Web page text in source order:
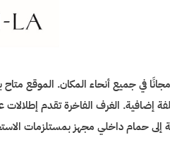
في جميع أنحاء المكان. الموقع متاح
إضافية. الغرف الفاخرة تقدم
إلى حمام داخلي مجهز بمستلزمات